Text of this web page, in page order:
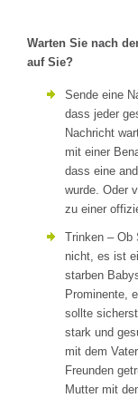
Warten Sie nach
auf Sie?
Sende eine
dass jeder
Nachricht
mit einer
dass eine
wurde. Oder
zu einer
Trinken – Ob
nicht, es ist
starben
Prominente,
sollte
stark und
mit dem
Freunden
Mutter mit